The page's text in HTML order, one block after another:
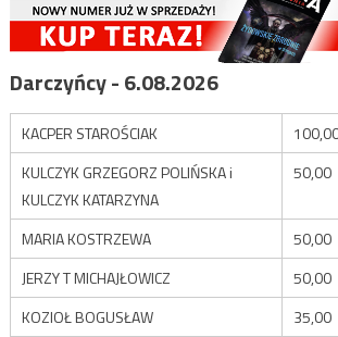
Darczyńcy - 6.08.2026
KACPER STAROŚCIAK
KULCZYK GRZEGORZ POLIŃSKA i
KULCZYK KATARZYNA
50,00
MARIA KOSTRZEWA
50,00
JERZY T MICHAJŁOWICZ
50,00
KOZIOŁ BOGUSŁAW
35,00